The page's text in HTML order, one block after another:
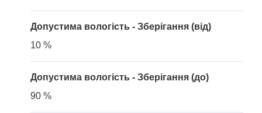
Допустима вологість - Зберігання (від)
10 %
Допустима вологість - Зберігання (до)
90 %